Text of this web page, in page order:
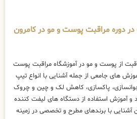
در دوره مراقبت پوست و مو در کامرون
از پوست و مو در آموزشگاه مراقبت پوست
های جامعی از جمله آشنایی با انواع تیپ
پاکسازی، کاهش لک و چین و چروک
و آموزش استفاده از دستگاه های لیفت کننده
با برندهای مطرح و تخصصی در زمینه